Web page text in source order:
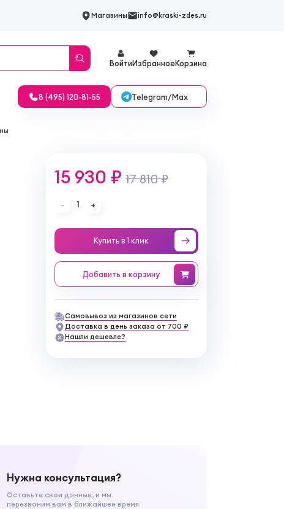
Магазины info@kraski-zdes.ru
ВойтиИзбранноеКорзина
8 (495) 120-81-55 Telegram/Max
15 930 ₽ 17 810 ₽
- 1 +
Купить в 1 клик
Добавить в корзину
Самовывоз из магазинов сети
Доставка в день заказа от 700 ₽
Нашли дешевле?
Нужна консультация?
Оставьте свои данные, и мы
перезвоним вам в ближайшее время